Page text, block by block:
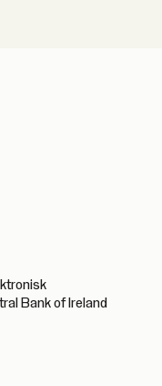
Bank of Ireland